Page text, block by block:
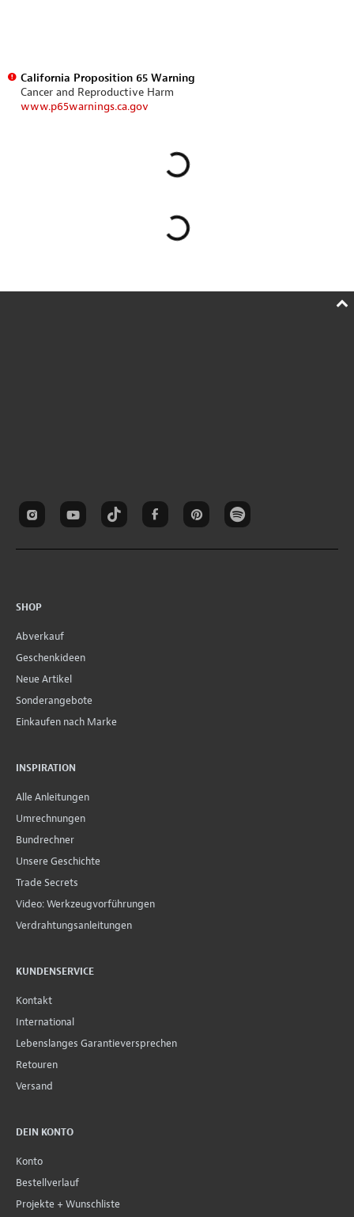
California Proposition 65 Warning
Cancer and Reproductive Harm
www.p65warnings.ca.gov
SHOP
Abverkauf
Geschenkideen
Neue Artikel
Sonderangebote
Einkaufen nach Marke
INSPIRATION
Alle Anleitungen
Umrechnungen
Bundrechner
Unsere Geschichte
Trade Secrets
Video: Werkzeugvorführungen
Verdrahtungsanleitungen
KUNDENSERVICE
Kontakt
International
Lebenslanges Garantieversprechen
Retouren
Versand
DEIN KONTO
Konto
Bestellverlauf
Projekte + Wunschliste